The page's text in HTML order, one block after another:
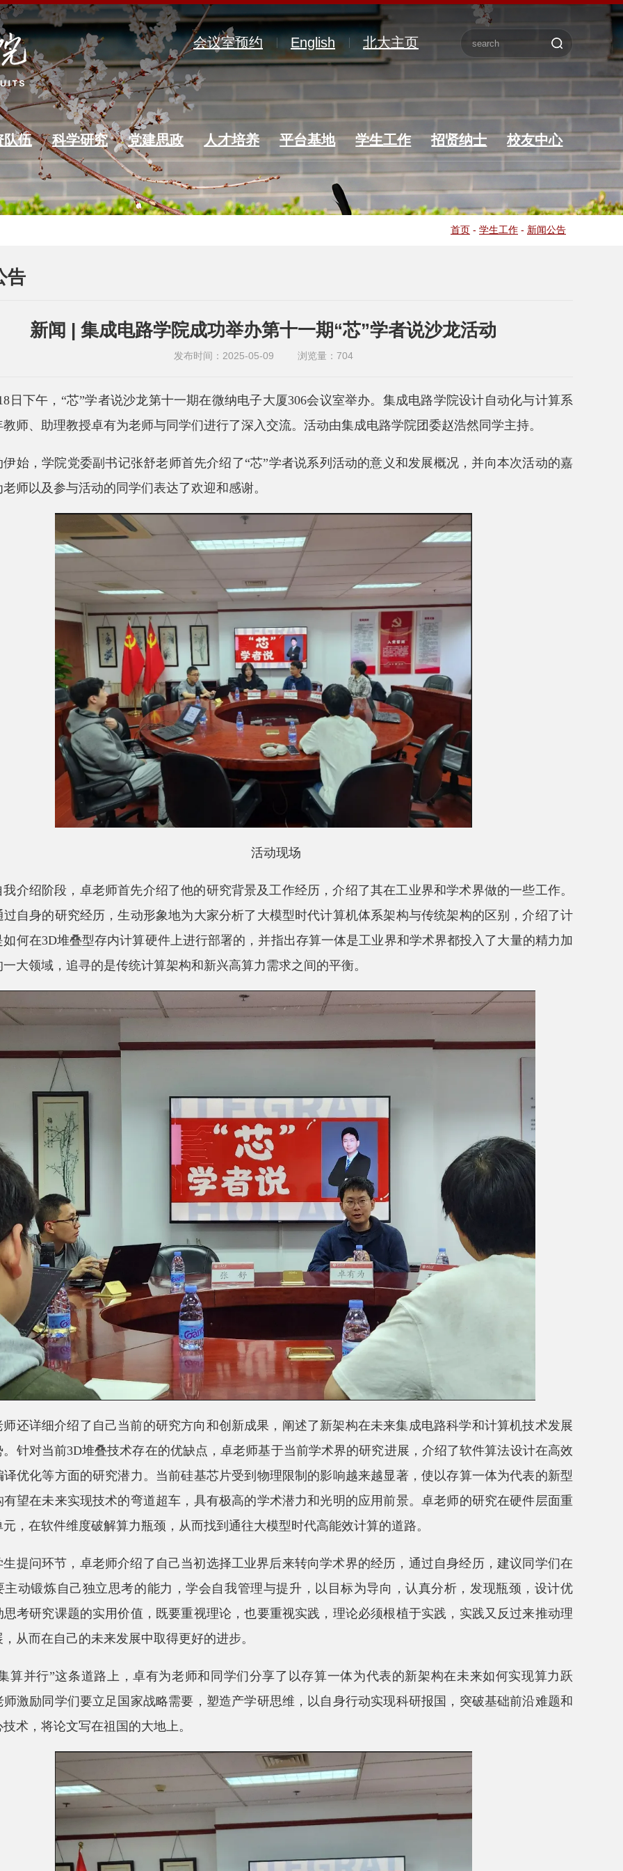
会议室预约 English 北大主页
队伍 科学研究 党建思政 人才培养 平台基地 学生工作 招贤纳士 校友中心
首页 - 学生工作 - 新闻公告
告
新闻 | 集成电路学院成功举办第十一期“芯”学者说沙龙活动
发布时间：2025-05-09 浏览量： 704
日下午，“芯”学者说沙龙第十一期在微纳电子大厦306会议室举办。集成电路学院设计自动化与计算系
师、助理教授卓有为老师与同学们进行了深入交流。活动由集成电路学院团委赵浩然同学主持。
伊始，学院党委副书记张舒老师首先介绍了“芯”学者说系列活动的意义和发展概况，并向本次活动的嘉
师以及参与活动的同学们表达了欢迎和感谢。
活动现场
我介绍阶段，卓老师首先介绍了他的研究背景及工作经历，介绍了其在工业界和学术界做的一些工作。
过自身的研究经历，生动形象地为大家分析了大模型时代计算机体系架构与传统架构的区别，介绍了计
如何在3D堆叠型存内计算硬件上进行部署的，并指出存算一体是工业界和学术界都投入了大量的精力加
一大领域，追寻的是传统计算架构和新兴高算力需求之间的平衡。
师还详细介绍了自己当前的研究方向和创新成果，阐述了新架构在未来集成电路科学和计算机技术发展
。针对当前3D堆叠技术存在的优缺点，卓老师基于当前学术界的研究进展，介绍了软件算法设计在高效
译优化等方面的研究潜力。当前硅基芯片受到物理限制的影响越来越显著，使以存算一体为代表的新型
有望在未来实现技术的弯道超车，具有极高的学术潜力和光明的应用前景。卓老师的研究在硬件层面重
，在软件维度破解算力瓶颈，从而找到通往大模型时代高能效计算的道路。
生提问环节，卓老师介绍了自己当初选择工业界后来转向学术界的经历，通过自身经历，建议同学们在
主动锻炼自己独立思考的能力，学会自我管理与提升，以目标为导向，认真分析，发现瓶颈，设计优
思考研究课题的实用价值，既要重视理论，也要重视实践，理论必须根植于实践，实践又反过来推动理
从而在自己的未来发展中取得更好的进步。
算并行”这条道路上，卓有为老师和同学们分享了以存算一体为代表的新架构在未来如何实现算力跃
师激励同学们要立足国家战略需要，塑造产学研思维，以自身行动实现科研报国，突破基础前沿难题和
术，将论文写在祖国的大地上。